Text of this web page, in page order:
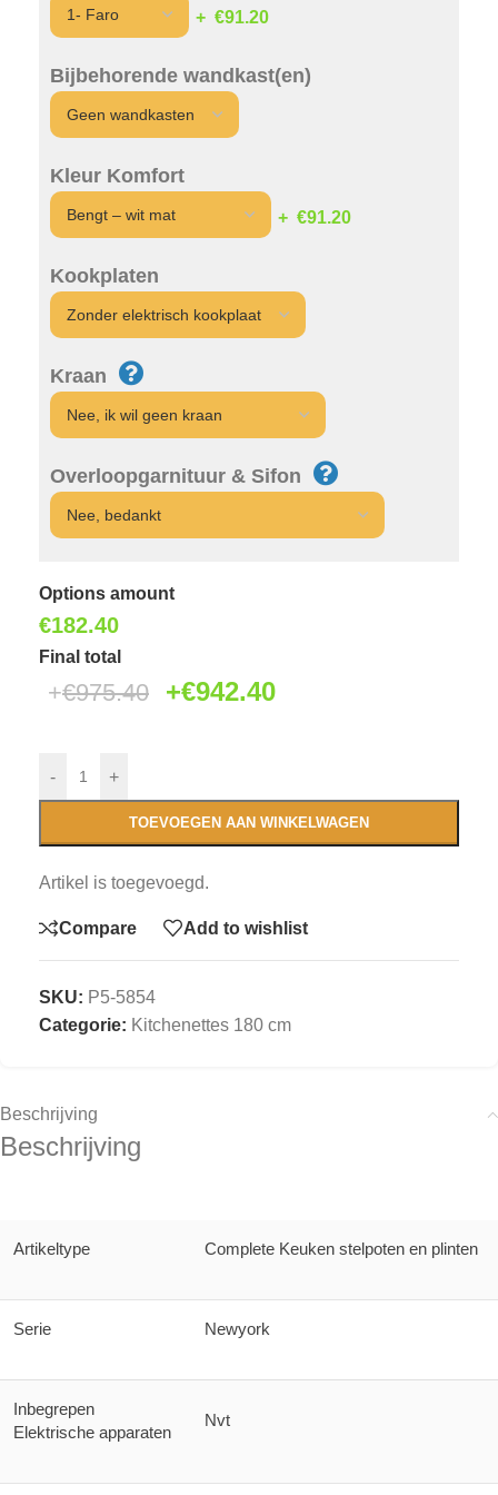
€91.20
Bijbehorende wandkast(en)
Kleur Komfort
€91.20
Kookplaten
Kraan
Overloopgarnituur & Sifon
Options amount
€182.40
Final total
€975.40 €942.40
- +
TOEVOEGEN AAN WINKELWAGEN
Artikel is toegevoegd.
Compare Add to wishlist
SKU: P5-5854
Categorie: Kitchenettes 180 cm
Beschrijving
Beschrijving
Artikeltype Complete Keuken stelpoten en plinten
Serie Newyork
Inbegrepen
Elektrische apparaten
Nvt